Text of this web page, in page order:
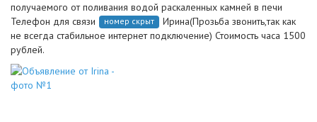
получаемого от поливания водой раскаленных камней в печи
Телефон для связи
номер скрыт
Ирина(Прозьба звонить,так как
не всегда стабильное интернет подключение) Стоимость часа 1500
рублей.